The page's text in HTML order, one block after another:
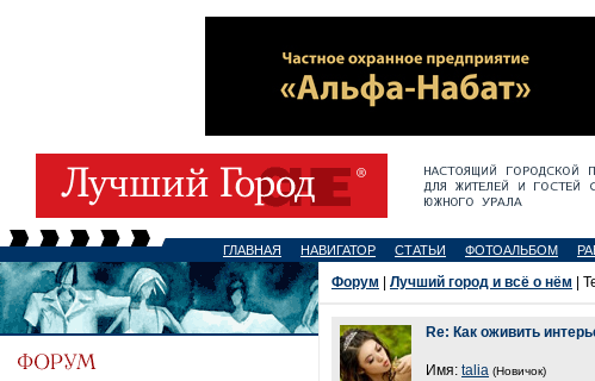
ГЛАВНАЯ НАВИГАТОР СТАТЬИ ФОТОАЛЬБОМ
Форум Лучший город и всё о нём |
Re: Как оживить
Имя: talia (Новичок)